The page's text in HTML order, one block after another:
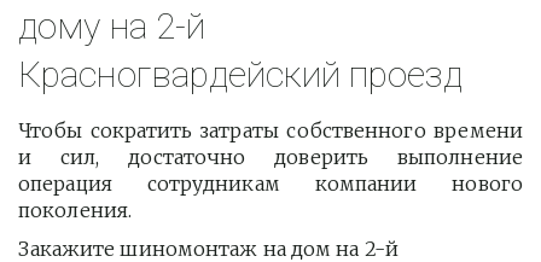
дому на 2-й
Красногвардейский проезд
Чтобы сократить затраты собственного времени
и сил, достаточно доверить выполнение
операция сотрудникам компании нового
поколения.
Закажите шиномонтаж на дом на 2-й